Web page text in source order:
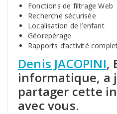
Fonctions de filtrage Web
Recherche sécurisée
Localisation de l’enfant
Géorepérage
Rapports d’activité
Denis JACOPINI,
informatique, a
partager cette
avec vous.